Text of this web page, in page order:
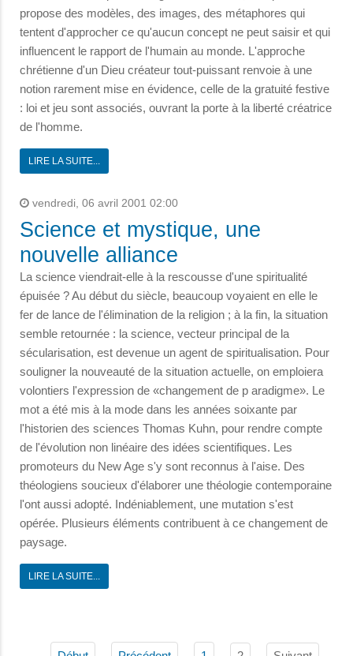
propose des modèles, des images, des métaphores qui
tentent d'approcher ce qu'aucun concept ne peut saisir et qui
influencent le rapport de l'humain au monde. L'approche
chrétienne d'un Dieu créateur tout-puissant renvoie à une
notion rarement mise en évidence, celle de la gratuité festive
: loi et jeu sont associés, ouvrant la porte à la liberté créatrice
de l'homme.
LIRE LA SUITE...
vendredi, 06 avril 2001 02:00
Science et mystique, une
nouvelle alliance
La science viendrait-elle à la rescousse d'une spiritualité
épuisée ? Au début du siècle, beaucoup voyaient en elle le
fer de lance de l'élimination de la religion ; à la fin, la situation
semble retournée : la science, vecteur principal de la
sécularisation, est devenue un agent de spiritualisation. Pour
souligner la nouveauté de la situation actuelle, on emploiera
volontiers l'expression de «changement de p aradigme». Le
mot a été mis à la mode dans les années soixante par
l'historien des sciences Thomas Kuhn, pour rendre compte
de l'évolution non linéaire des idées scientifiques. Les
promoteurs du New Age s'y sont reconnus à l'aise. Des
théologiens soucieux d'élaborer une théologie contemporaine
l'ont aussi adopté. Indéniablement, une mutation s'est
opérée. Plusieurs éléments contribuent à ce changement de
paysage.
LIRE LA SUITE...